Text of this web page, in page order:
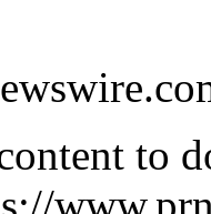
to